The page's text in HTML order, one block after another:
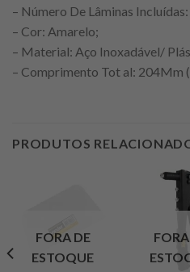
– Número De Lâminas Incluídas:
– Cor: Amarelo;
– Material: Aço Inoxadável/
– Comprimento Tot al: 204Mm
PRODUTOS
FORA DE
ESTOQUE